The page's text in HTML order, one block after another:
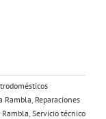
Rambla, Reparaciones
, Servicio técnico